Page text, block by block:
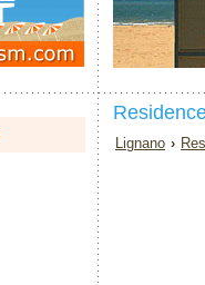
Lignano ›